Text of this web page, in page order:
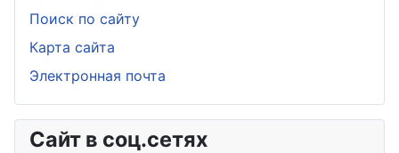
Поиск по сайту
Карта сайта
Электронная почта
Сайт в соц.сетях